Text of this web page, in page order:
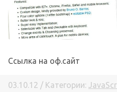
Ссылка на оф.сайт
03.10.12 / Категории: